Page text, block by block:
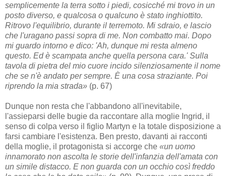
semplicemente la terra sotto i piedi, cosicché mi trovo in un
posto diverso, e qualcosa o qualcuno è stato inghiottito.
Ritrovo l'equilibrio, durante il terremoto. Mi sdraio, e lascio
che l'uragano passi sopra di me. Non combatto mai. Dopo
mi guardo intorno e dico: 'Ah, dunque mi resta almeno
questo. Ed è scampata anche quella persona cara.' Sulla
tavola di pietra del mio cuore incido silenziosamente il nome
che se n'è andato per sempre. È una cosa straziante. Poi
riprendo la mia strada» (p. 67)
Dunque non resta che l'abbandono all'inevitabile,
l'assieparsi delle bugie da raccontare alla moglie Ingrid, il
senso di colpa verso il figlio Martyn e la totale disposizione a
farsi cambiare l'esistenza. Ben presto, davanti ai racconti
della moglie, il protagonista si accorge che «un uomo
innamorato non ascolta le storie dell'infanzia dell'amata con
un simile distacco. E non guarda con un occhio così freddo